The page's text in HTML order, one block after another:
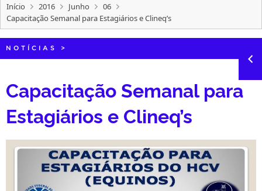
CONCURSOS
INTERNACIONAL
Início 2016 Junho
06
Capacitação Semanal para Estagiários e Clineq’s
NOTÍCIAS >
Capacitação Semanal para
Estagiários e Clineq’s